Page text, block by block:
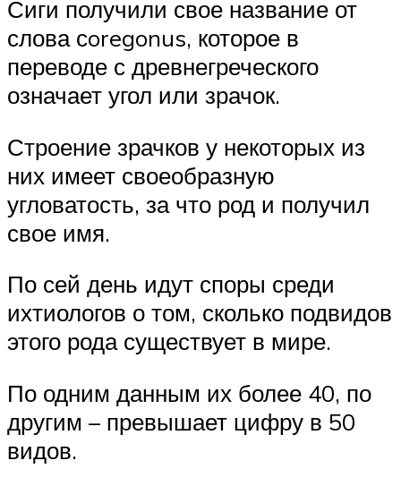
Сиги получили свое название от
слова сoregonus, которое в
переводе с древнегреческого
означает угол или зрачок.
Строение зрачков у некоторых из
них имеет своеобразную
угловатость, за что род и получил
свое имя.
По сей день идут споры среди
ихтиологов о том, сколько подвидов
этого рода существует в мире.
По одним данным их более 40, по
другим – превышает цифру в 50
видов.